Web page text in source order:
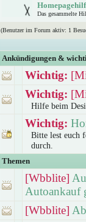
Das gesammelte
(Benutzer im Forum aktiv: 1
Ankündigungen &
Wichtig:
Wichtig:
Hilfe beim
Wichtig:
Bitte lest euch
durch.
Themen
[Wbblite]
Autoankauf
[Wbblite]